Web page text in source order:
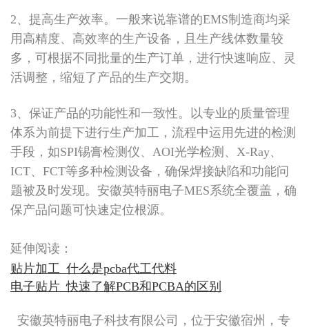
2、提高生产效率。一般来说靠谱的EMS制造商均采
用高精度、高效率的生产设备，且生产线体数量较
多，可根据不同批量的生产订单，进行快速响应、灵
活调整，缩短了产品的生产交期。
3、保证产品的功能性和一致性。以专业的质量管理
体系为前提下进行生产加工，流程中运用先进的检测
手段，如SPI锡膏检测仪、AOI光学检测、X-Ray、
ICT、FCT等多种检测设备，确保焊接缺陷和功能问
题被及时发现。安徽英特丽电子MES系统全覆盖，确
保产品问题可快速定位根源。
延伸阅读：
贴片加工_什么是pcba代工代料
电子贴片_快速了解PCB和PCBA的区别
安徽英特丽电子科技有限公司，位于安徽宿州，专